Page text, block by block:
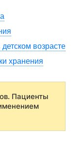
возрасте
хранения
Пациенты